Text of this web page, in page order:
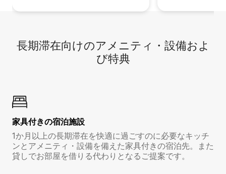
長期滞在向け⁠のア⁠メ⁠ニ⁠テ⁠ィ⁠・設⁠備⁠およ
び特⁠典
家具付き⁠の宿⁠泊⁠施⁠設
1か月以上の長期滞在を快適に過ごすのに必要なキッチ
ンとアメニティ・設備を備えた家具付きの宿泊先。また
貸しでお部屋を借りる代わりとなるご提案です。